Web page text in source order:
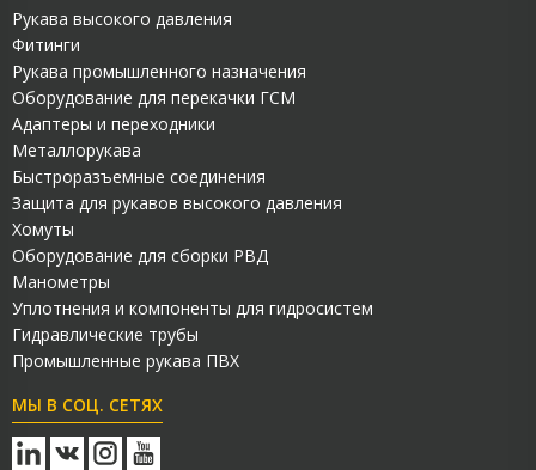
Рукава высокого давления
Фитинги
Рукава промышленного назначения
Оборудование для перекачки ГСМ
Адаптеры и переходники
Металлорукава
Быстроразъемные соединения
Защита для рукавов высокого давления
Хомуты
Оборудование для сборки РВД
Манометры
Уплотнения и компоненты для гидросистем
Гидравлические трубы
Промышленные рукава ПВХ
МЫ В СОЦ. СЕТЯХ